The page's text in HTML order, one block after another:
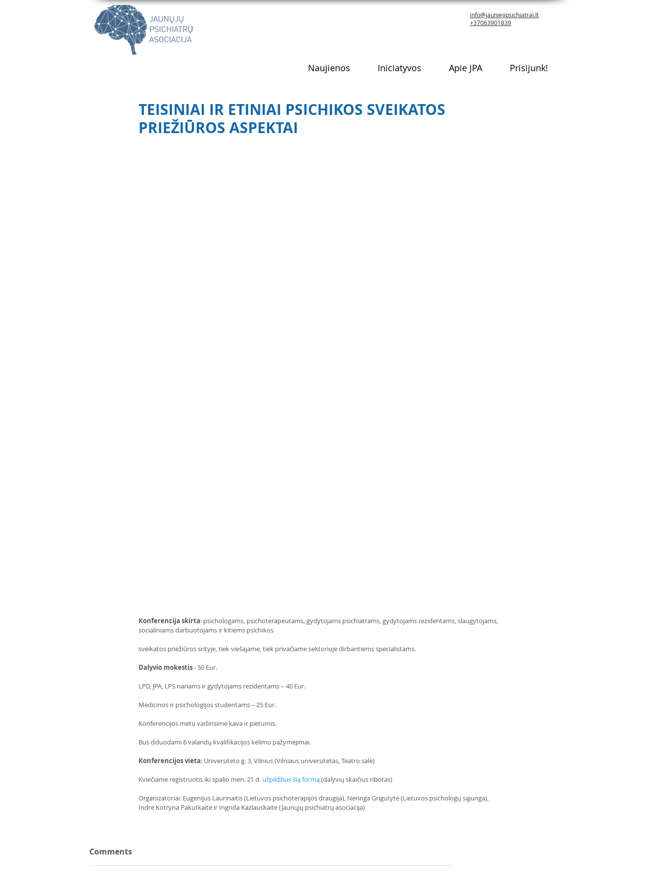
info@jauniejipsichiatrai.lt
+37063901839
Naujienos Iniciatyvos Apie JPA Prisijunk!
TEISINIAI IR ETINIAI PSICHIKOS SVEIKATOS
PRIEŽIŪROS ASPEKTAI
Konferencija skirta: psichologams, psichoterapeutams, gydytojams psichiatrams, gydytojams rezidentams, slaugytojams,
socialiniams darbuotojams ir kitiems psichikos
sveikatos priežiūros srityje, tiek viešajame, tiek privačiame sektoriuje dirbantiems specialistams.
Dalyvio mokestis - 50 Eur.
LPD, JPA, LPS nariams ir gydytojams rezidentams – 40 Eur.
Medicinos ir psichologijos studentams – 25 Eur.
Konferencijos metu vaišinsime kava ir pietumis.
Bus išduodami 6 valandų kvalifikacijos kėlimo pažymėjimai.
Konferencijos vieta: Universiteto g. 3, Vilnius (Vilniaus universitetas, Teatro salė)
Kviečiame registruotis iki spalio mėn. 21 d. užpildžius šią formą (dalyvių skaičius ribotas)
Organizatoriai: Eugenijus Laurinaitis (Lietuvos psichoterapijos draugija), Neringa Grigutytė (Lietuvos psichologų sąjunga),
Indrė Kotryna Pakutkaitė ir Ingrida Kazlauskaitė (Jaunųjų psichiatrų asociacija)
Comments